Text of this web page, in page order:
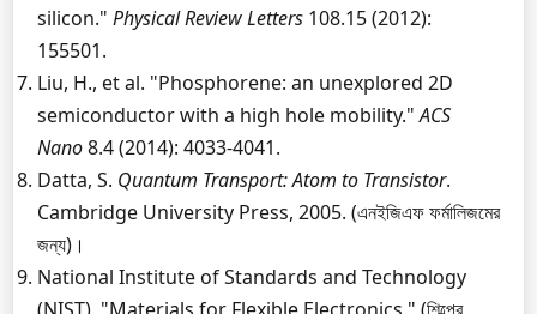
silicon." Physical Review Letters 108.15 (2012):
155501.
Liu, H., et al. "Phosphorene: an unexplored 2D
semiconductor with a high hole mobility."ACS
Nano8.4 (2014): 4033-4041.
Datta, S. Quantum Transport: Atom to Transistor.
Cambridge University Press, 2005. (এনইজিএফ ফর্মালিজমের
জন্য)।
National Institute of Standards and Technology